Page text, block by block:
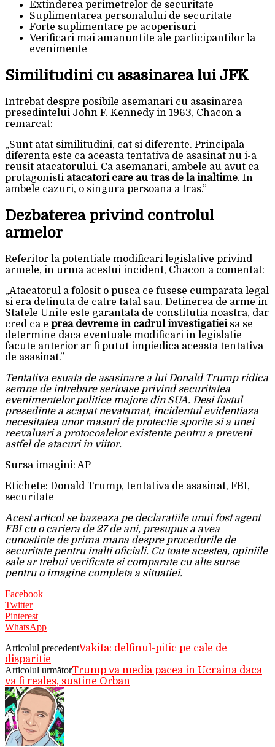
Extinderea perimetrelor de securitate
Suplimentarea personalului de securitate
Forte suplimentare pe acoperisuri
Verificari mai amanuntite ale participantilor la
evenimente
Similitudini cu asasinarea lui JFK
Intrebat despre posibile asemanari cu asasinarea
presedintelui John F. Kennedy in 1963, Chacon a
remarcat:
„Sunt atat similitudini, cat si diferente. Principala
diferenta este ca aceasta tentativa de asasinat nu i-a
reusit atacatorului. Ca asemanari, ambele au avut ca
protagonisti atacatori care au tras de la inaltime. In
ambele cazuri, o singura persoana a tras.”
Dezbaterea privind controlul
armelor
Referitor la potentiale modificari legislative privind
armele, in urma acestui incident, Chacon a comentat:
„Atacatorul a folosit o pusca ce fusese cumparata legal
si era detinuta de catre tatal sau. Detinerea de arme in
Statele Unite este garantata de constitutia noastra, dar
cred ca e prea devreme in cadrul investigatieisa se
determine daca eventuale modificari in legislatie
facute anterior ar fi putut impiedica aceasta tentativa
de asasinat.”
Tentativa esuata de asasinare a lui Donald Trump ridica
semne de intrebare serioase privind securitatea
evenimentelor politice majore din SUA. Desi fostul
presedinte a scapat nevatamat, incidentul evidentiaza
necesitatea unor masuri de protectie sporite si a unei
reevaluari a protocoalelor existente pentru a preveni
astfel de atacuri in viitor.
Sursa imagini: AP
Etichete: Donald Trump, tentativa de asasinat, FBI,
securitate
Acest articol se bazeaza pe declaratiile unui fost agent
FBI cu o cariera de 27 de ani, presupus a avea
cunostinte de prima mana despre procedurile de
securitate pentru inalti oficiali. Cu toate acestea, opiniile
sale ar trebui verificate si comparate cu alte surse
pentru o imagine completa a situatiei.
Facebook
Twitter
Pinterest
WhatsApp
Articolul precedentVakita: delfinul-pitic pe cale de
disparitie
Articolul următorTrump va media pacea in Ucraina daca
va fi reales, sustine Orban